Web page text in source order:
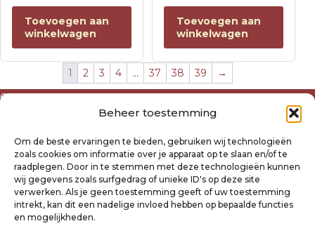
Beheer toestemming
Om de beste ervaringen te bieden, gebruiken wij technologieën
zoals cookies om informatie over je apparaat op te slaan en/of te
raadplegen. Door in te stemmen met deze technologieën kunnen
wij gegevens zoals surfgedrag of unieke ID's op deze site
verwerken. Als je geen toestemming geeft of uw toestemming
intrekt, kan dit een nadelige invloed hebben op bepaalde functies
en mogelijkheden.
Toevoegen aan
winkelwagen
Toevoegen aan
winkelwagen
1 2 3 4 … 37 38 39
→
Over ons
Algemene voorwaarden
Privacyverklaring Raysland
Cookiebeleid
Mijn account
Klantenservice